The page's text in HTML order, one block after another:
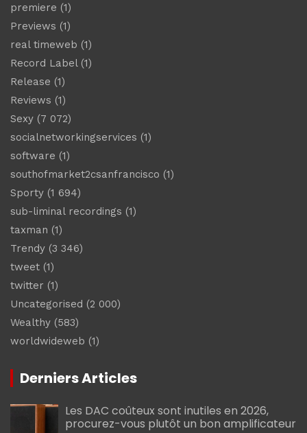
premiere (1)
Previews (1)
real timeweb (1)
Record Label(1)
Release (1)
Reviews (1)
Sexy (7 072)
socialnetworkingservices (1)
software (1)
southofmarket2csanfrancisco (1)
Sporty (1 694)
sub-liminal recordings (1)
taxman (1)
Trendy (3 346)
tweet (1)
twitter (1)
Uncategorised (2 000)
Wealthy (583)
worldwideweb (1)
Derniers Articles
Les DAC coûteux sont inutiles en 2026,
procurez-vous plutôt un bon amplificateur